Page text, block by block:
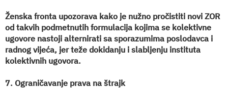
Ženska fronta upozorava kako je nužno pročistiti novi ZOR
od takvih podmetnutih formulacija kojima se kolektivne
ugovore nastoji alternirati sa sporazumima poslodavca i
radnog vijeća, jer teže dokidanju i slabljenju instituta
kolektivnih ugovora.
7. Ograničavanje prava na štrajk